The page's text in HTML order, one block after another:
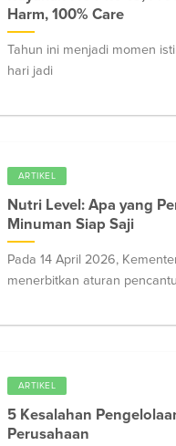
Harm, 100% Care
Tahun ini menjadi momen
hari jadi
ARTIKEL
Nutri Level: Apa yang
Minuman Siap Saji
Pada 14 April 2026,
menerbitkan aturan
ARTIKEL
5 Kesalahan
Perusahaan